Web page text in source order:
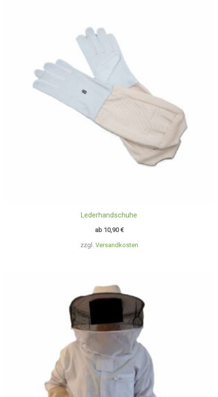
zzgl. Versandkosten
Lederhandschuhe
ab 10,90€